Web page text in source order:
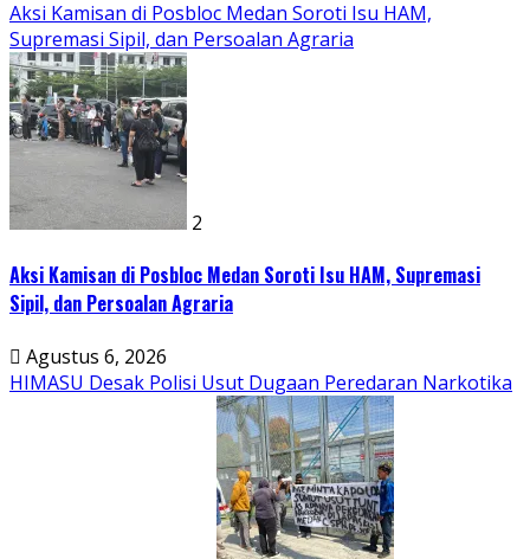
Aksi Kamisan di Posbloc Medan Soroti Isu HAM,
Supremasi Sipil, dan Persoalan Agraria
2
Aksi Kamisan di Posbloc Medan Soroti Isu HAM, Supremasi
Sipil, dan Persoalan Agraria
Agustus 6, 2026
HIMASU Desak Polisi Usut Dugaan Peredaran Narkotika